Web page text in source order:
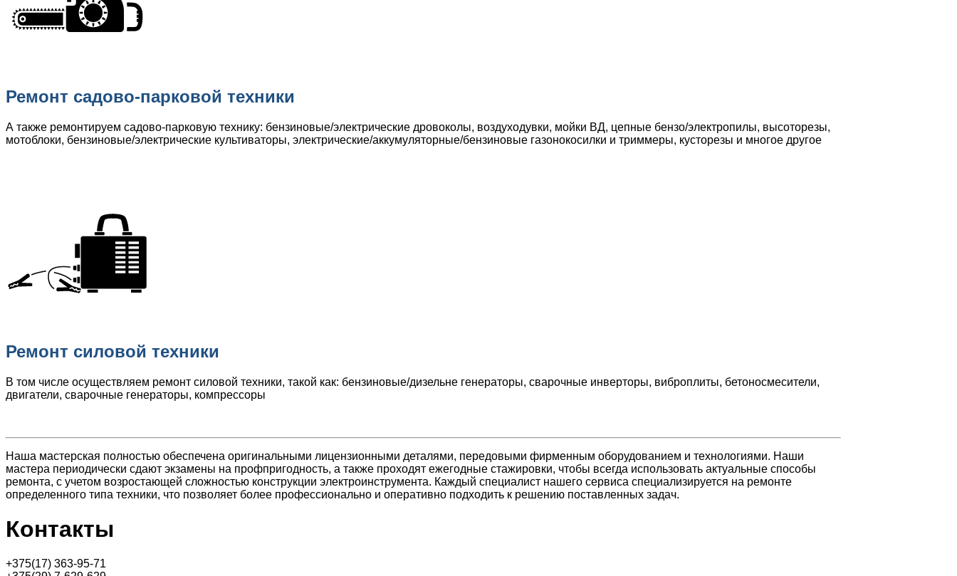
Ремонт садово-парковой техники
А также ремонтируем садово-парковую технику: бензиновые/электрические дровоколы, воздуходувки, мойки ВД, цепные бензо/электропилы, высоторезы,
мотоблоки, бензиновые/электрические культиваторы, электрические/аккумуляторные/бензиновые газонокосилки и триммеры, кусторезы и многое другое
Ремонт силовой техники
В том числе осуществляем ремонт силовой техники, такой как: бензиновые/дизельне генераторы, сварочные инверторы, виброплиты, бетоносмесители,
двигатели, сварочные генераторы, компрессоры
Наша мастерская полностью обеспечена оригинальными лицензионными деталями, передовыми фирменным оборудованием и технологиями. Наши
мастера периодически сдают экзамены на профпригодность, а также проходят ежегодные стажировки, чтобы всегда использовать актуальные способы
ремонта, с учетом возростающей сложностью конструкции электроинструмента. Каждый специалист нашего сервиса специализируется на ремонте
определенного типа техники, что позволяет более профессионально и оперативно подходить к решению поставленных задач.
Контакты
+375(17) 363-95-71